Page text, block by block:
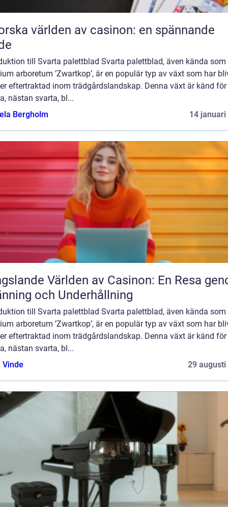
världen av casinon: en spännande
till Svarta palettblad Svarta palettblad, även kända som
arboretum ’Zwartkop’, är en populär typ av växt som har
eftertraktad inom trädgårdslandskap. Denna växt är känd
nästan svarta, bl...
Bergholm
14 januari
Världen av Casinon: En Resa
och Underhållning
till Svarta palettblad Svarta palettblad, även kända som
arboretum ’Zwartkop’, är en populär typ av växt som har
eftertraktad inom trädgårdslandskap. Denna växt är känd
nästan svarta, bl...
Vinde
29 augusti